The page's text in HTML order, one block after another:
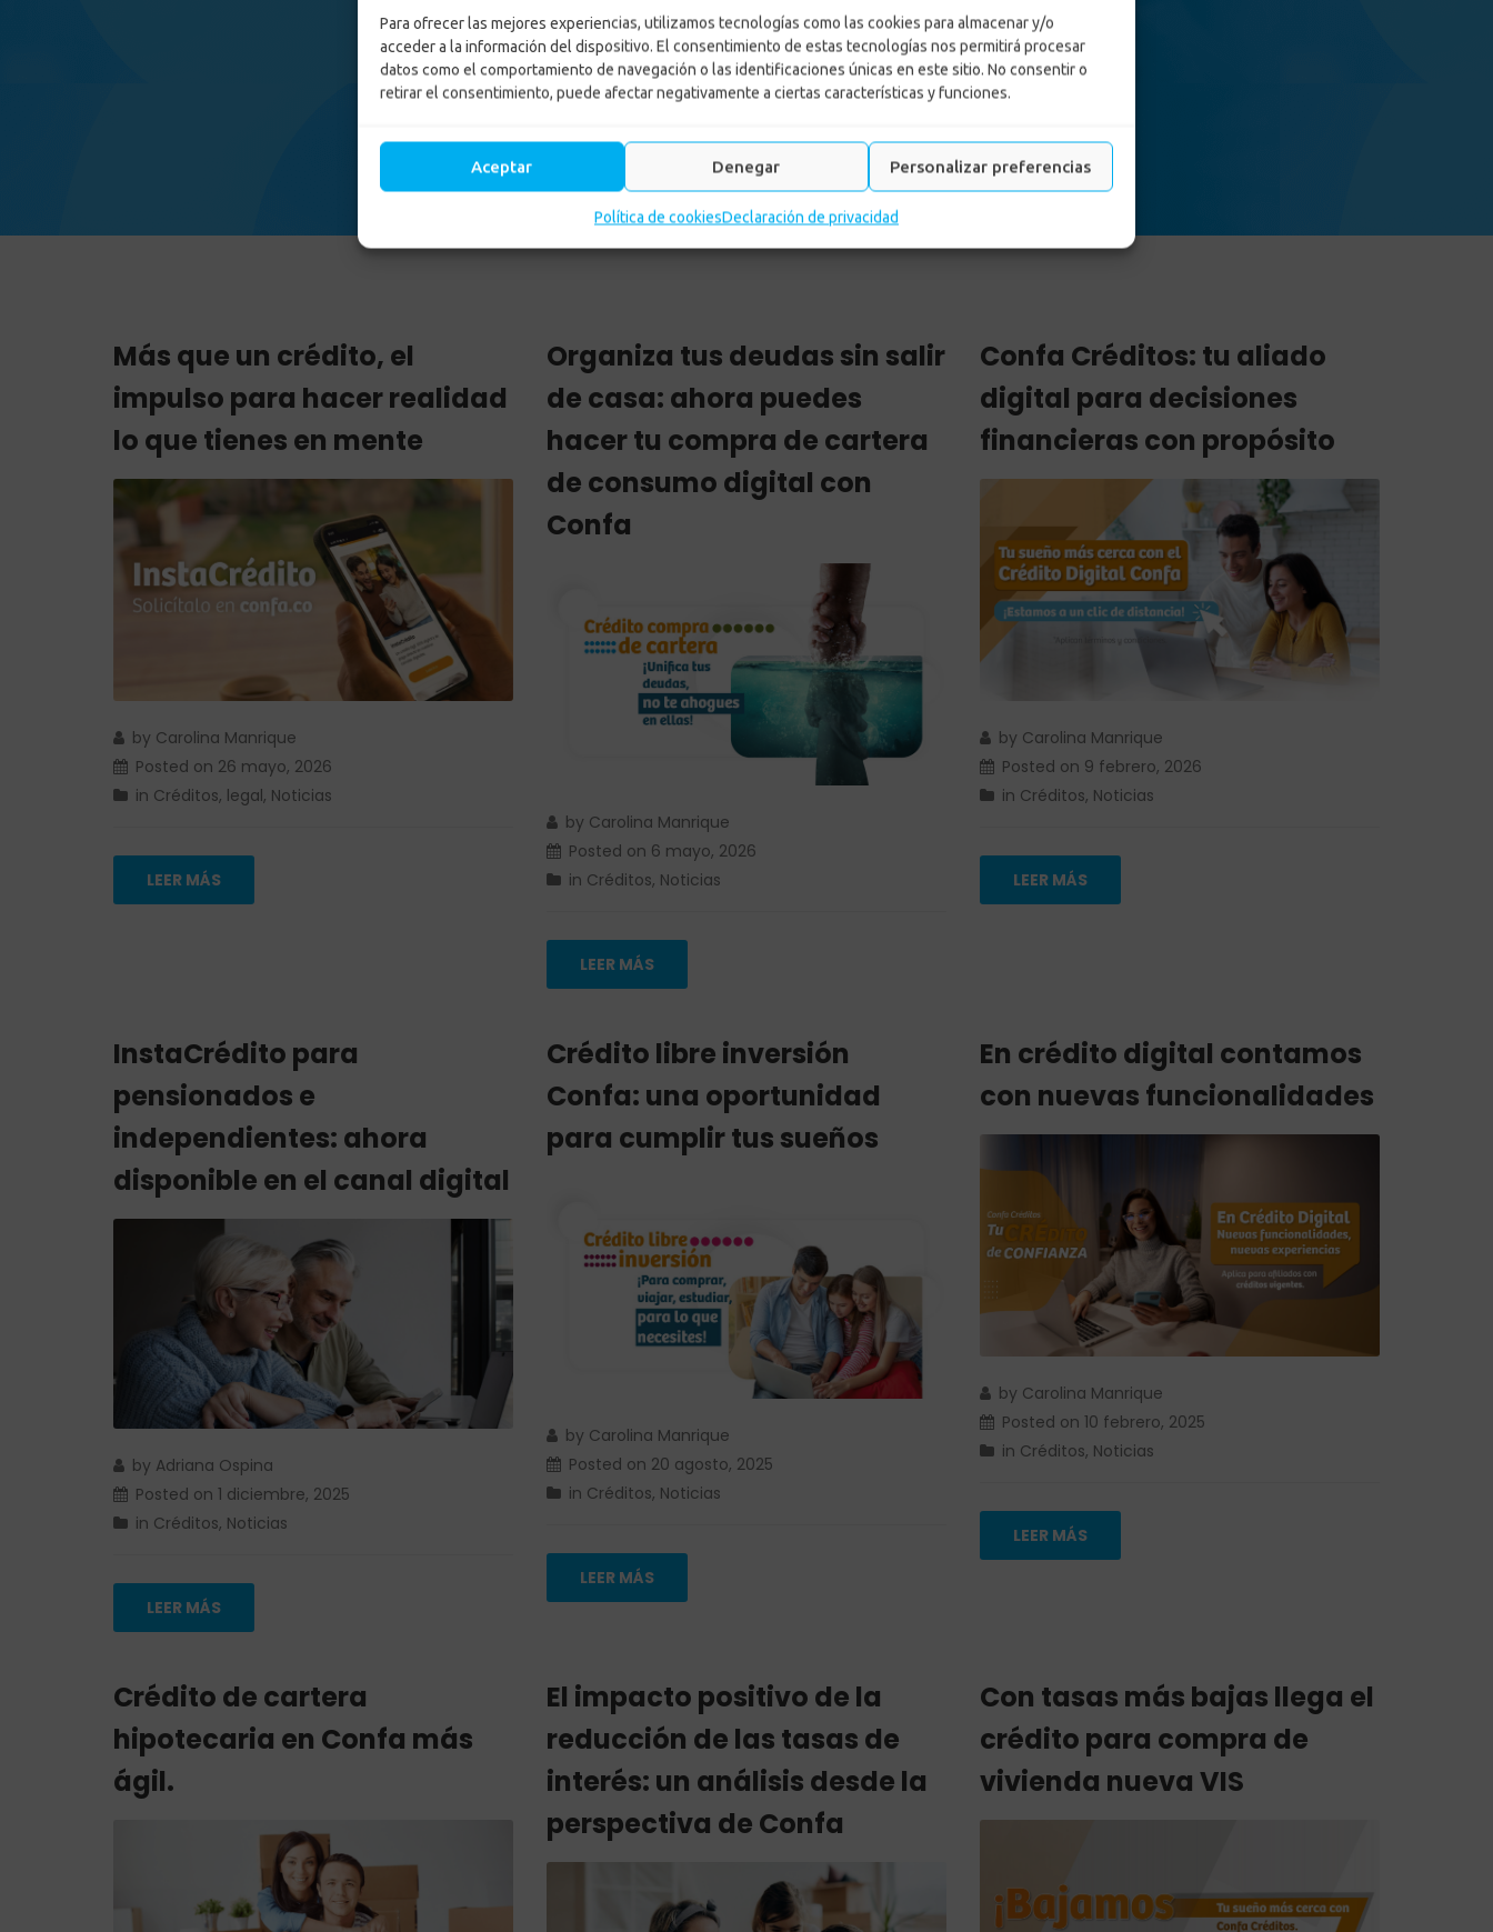
Para ofrecer las mejores experiencias, utilizamos tecnologías como las cookies para almacenar y/o
acceder a la información del dispositivo. El consentimiento de estas tecnologías nos permitirá procesar
datos como el comportamiento de navegación o las identificaciones únicas en este sitio. No consentir o
retirar el consentimiento, puede afectar negativamente a ciertas características y funciones.
Aceptar Denegar Personalizar preferencias
Política de cookiesDeclaración de privacidad
Archive by category: Créditos
Más que un crédito, el
impulso para hacer realidad
lo que tienes en mente
by Carolina Manrique
Posted on 26 mayo, 2026
in Créditos, legal, Noticias
LEER MÁS
Organiza tus deudas sin salir
de casa: ahora puedes
hacer tu compra de cartera
de consumo digital con
Confa
by Carolina Manrique
Posted on 6 mayo, 2026
in Créditos, Noticias
LEER MÁS
Confa Créditos: tu aliado
digital para decisiones
financieras con propósito
by Carolina Manrique
Posted on 9 febrero, 2026
in Créditos, Noticias
LEER MÁS
InstaCrédito para
pensionados e
independientes: ahora
disponible en el canal digital
by Adriana Ospina
Posted on 1 diciembre, 2025
in Créditos, Noticias
LEER MÁS
Crédito libre inversión
Confa: una oportunidad
para cumplir tus sueños
by Carolina Manrique
Posted on 20 agosto, 2025
in Créditos, Noticias
LEER MÁS
En crédito digital contamos
con nuevas funcionalidades
by Carolina Manrique
Posted on 10 febrero, 2025
in Créditos, Noticias
LEER MÁS
Crédito de cartera
hipotecaria en Confa más
ágil.
El impacto positivo de la
reducción de las tasas de
interés: un análisis desde la
perspectiva de Confa
Con tasas más bajas llega el
crédito para compra de
vivienda nueva VIS